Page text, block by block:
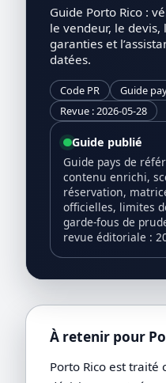
Guide Porto Rico :
le vendeur, le
garanties et
datées.
Code PR
Guide
Revue : 2026-05-28
Guide publié
Guide pays de
contenu enrichi,
réservation,
officielles, limites
garde-fous de
revue éditoriale :
À retenir pour
Porto Rico est traité